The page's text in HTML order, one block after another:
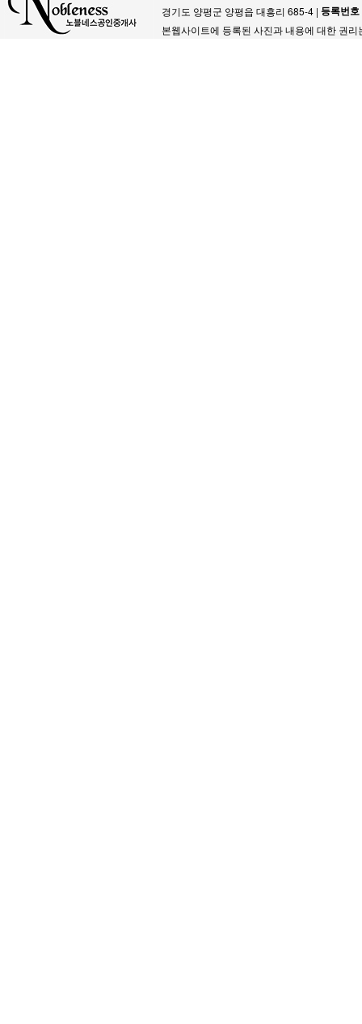
경기도 양평군 양평읍 대흥리 685-4 | 등록번호
본웹사이트에 등록된 사진과 내용에 대한 권